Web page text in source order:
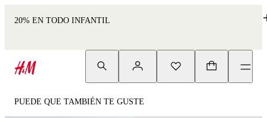
20% EN TODO INFANTIL
PUEDE QUE TAMBIÉN TE GUSTE